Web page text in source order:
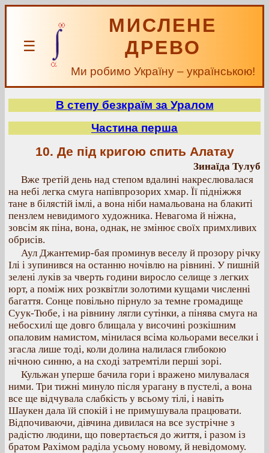
☰
МИСЛЕНЕ
ДРЕВО
Ми робимо Україну – українською!
В степу безкраїм за Уралом
Частина перша
10. Де під кригою спить Алатау
Зинаїда Тулуб
Вже третій день над степом вдалині накреслювалася
на небі легка смуга напівпрозорих хмар. Її підніжжя
тане в білястій імлі, а вона ніби намальована на блакиті
пензлем невидимого художника. Невагома й ніжна,
зовсім як піна, вона, однак, не змінює своїх примхливих
обрисів.
Аул Джантемир-бая проминув веселу й прозору річку
Ілі і зупинився на останню ночівлю на рівнині. У пишній
зелені луків за чверть години виросло селище з легких
юрт, а поміж них розквітли золотими кущами численні
багаття. Сонце повільно пірнуло за темне громадище
Суук-Тюбе, і на рівнину лягли сутінки, а пінява смуга на
небосхилі ще довго блищала у височині розкішним
опаловим намистом, мінилася всіма кольорами веселки і
згасла лише тоді, коли долина налилася глибокою
нічною синню, а на сході затремтіли перші зорі.
Кульжан уперше бачила гори і вражено милувалася
ними. Три тижні минуло після урагану в пустелі, а вона
все ще відчувала слабкість у всьому тілі, і навіть
Шаукен дала їй спокій і не примушувала працювати.
Відпочиваючи, дівчина дивилася на все зустрічне з
радістю людини, що повертається до життя, і разом із
братом Рахімом раділа усьому новому, й невідомому.